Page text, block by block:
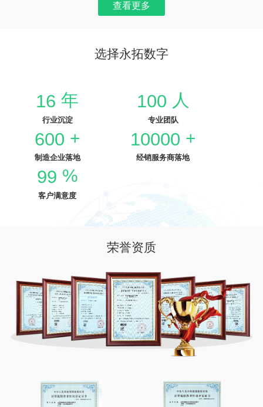
查看更多
选择永拓数字
16 年
行业沉淀
100 人
专业团队
600 +
制造企业落地
10000 +
经销服务商落地
99 %
客户满意度
荣誉资质